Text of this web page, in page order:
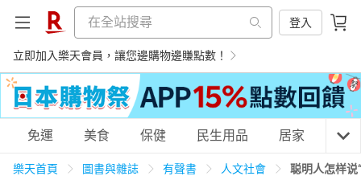
登入
立即加入樂天會員，讓您邊購物邊賺點數！
購物網分類
免運 美食 保健 民生用品 居家 3C
樂天首頁 圖書與雜誌 有聲書 人文社會 聪明人怎样说